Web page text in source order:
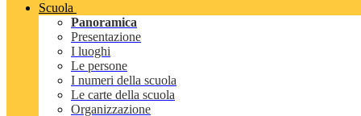
Scuola
Panoramica
Presentazione
I luoghi
Le persone
I numeri della scuola
Le carte della scuola
Organizzazione